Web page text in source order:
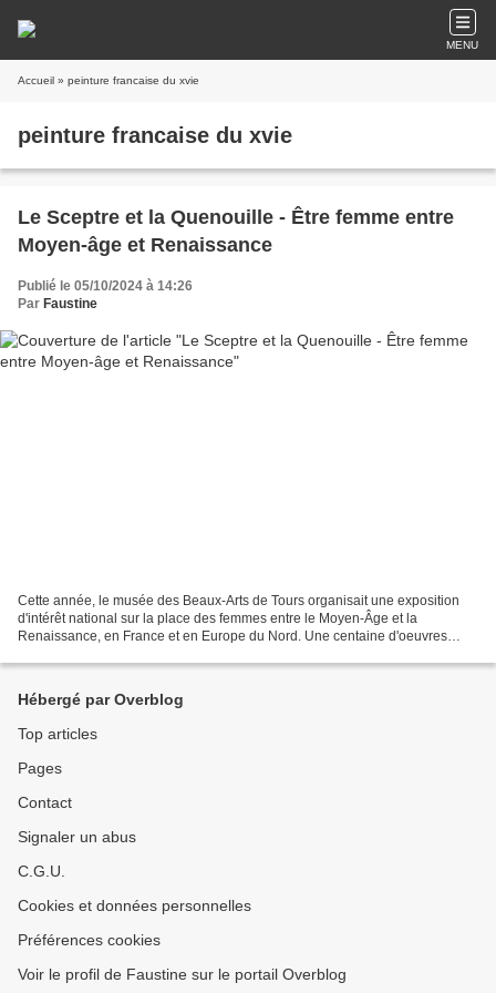
MENU
Accueil » peinture francaise du xvie
peinture francaise du xvie
Le Sceptre et la Quenouille - Être femme entre
Moyen-âge et Renaissance
Publié le 05/10/2024 à 14:26
Par Faustine
Cette année, le musée des Beaux-Arts de Tours organisait une exposition
d'intérêt national sur la place des femmes entre le Moyen-Âge et la
Renaissance, en France et en Europe du Nord. Une centaine d'oeuvres
Hébergé par Overblog
Top articles
Pages
Contact
Signaler un abus
C.G.U.
Cookies et données personnelles
Préférences cookies
Voir le profil de Faustine sur le portail Overblog